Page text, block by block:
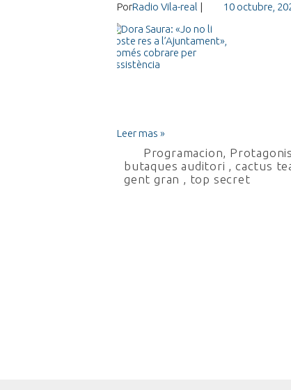
PorRadio Vila-real | 10 octubre,
Leer mas »
Programacion,
butaques auditori ,cactus
gent gran , top secret